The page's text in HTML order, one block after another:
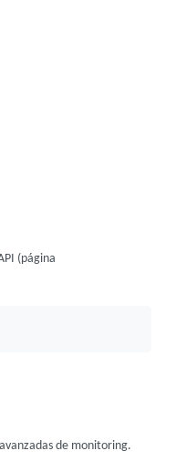
(página
de monitoring.